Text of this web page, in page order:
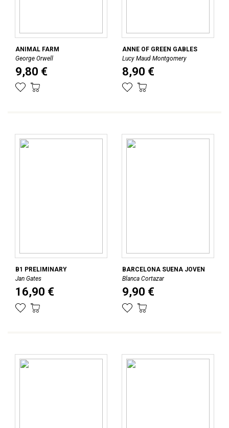
ANIMAL FARM
George Orwell
9,80 €
ANNE OF GREEN GABLES
Lucy Maud Montgomery
8,90 €
B1 PRELIMINARY
Jan Gates
16,90 €
BARCELONA SUENA JOVEN
Blanca Cortazar
9,90 €